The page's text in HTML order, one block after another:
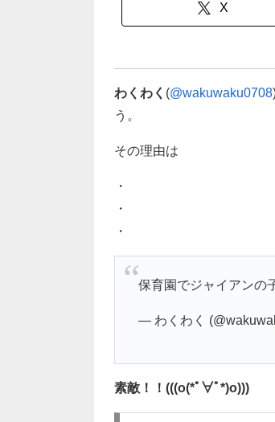
X
わくわく (@wakuwaku0708
う。
その理由は
・
・
・
保育園でジャイアンの
— わくわく
素敵！！(((o(*ﾟ∀ﾟ*)o)))